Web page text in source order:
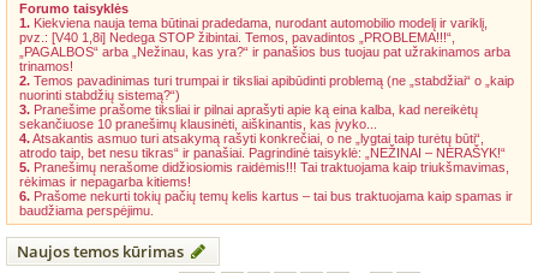
Forumo taisyklės
1. Kiekviena nauja tema būtinai pradedama, nurodant automobilio modelį ir variklį,
pvz.: [V40 1,8i] Nedega STOP žibintai. Temos, pavadintos „PROBLEMA!!!“,
„PAGALBOS“ arba „Nežinau, kas yra?“ ir panašios bus tuojau pat užrakinamos arba
trinamos!
2. Temos pavadinimas turi trumpai ir tiksliai apibūdinti problemą (ne „stabdžiai“ o „kaip
nuorinti stabdžių sistemą?“)
3. Pranešime prašome tiksliai ir pilnai aprašyti apie ką eina kalba, kad nereikėtų
sekančiuose 10 pranešimų klausinėti, aiškinantis, kas įvyko...
4.Atsakantis asmuo turi atsakymą rašyti konkrečiai, o ne „lygtai taip turėtų būti“,
atrodo taip, bet nesu tikras“ ir panašiai. Pagrindinė taisyklė: „NEŽINAI – NERAŠYK!“
5. Pranešimų nerašome didžiosiomis raidėmis!!! Tai traktuojama kaip triukšmavimas,
rėkimas ir nepagarba kitiems!
6. Prašome nekurti tokių pačių temų kelis kartus – tai bus traktuojama kaip spamas ir
baudžiama perspėjimu.
Naujos temos kūrimas